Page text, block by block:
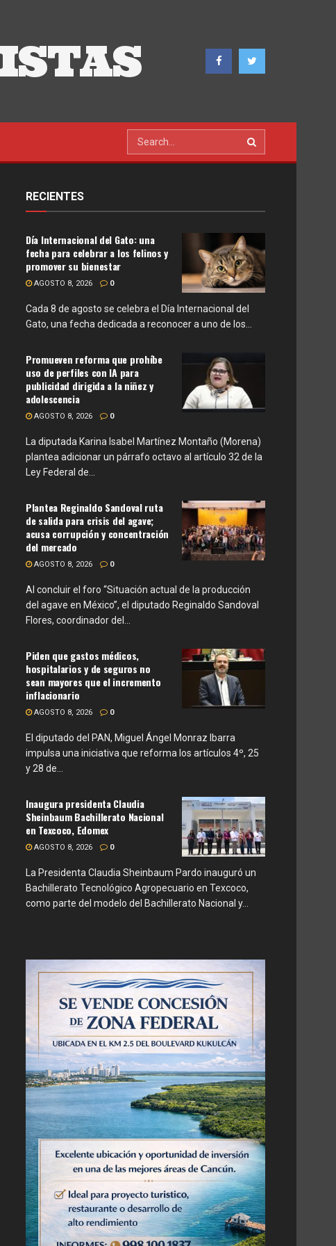
RECIENTES
Día Internacional del Gato: una
fecha para celebrar a los felinos y
promover su bienestar
AGOSTO 8, 2026 0
Cada 8 de agosto se celebra el Día Internacional del
Gato, una fecha dedicada a reconocer a uno de los...
Promueven reforma que prohíbe
uso de perfiles con IA para
publicidad dirigida a la niñez y
adolescencia
AGOSTO 8, 2026 0
La diputada Karina Isabel Martínez Montaño (Morena)
plantea adicionar un párrafo octavo al artículo 32 de la
Ley Federal de...
Plantea Reginaldo Sandoval ruta
de salida para crisis del agave;
acusa corrupción y concentración
del mercado
AGOSTO 8, 2026 0
Al concluir el foro “Situación actual de la producción
del agave en México”, el diputado Reginaldo Sandoval
Flores, coordinador del...
Piden que gastos médicos,
hospitalarios y de seguros no
sean mayores que el incremento
inflacionario
AGOSTO 8, 2026 0
El diputado del PAN, Miguel Ángel Monraz Ibarra
impulsa una iniciativa que reforma los artículos 4º, 25
y 28 de...
Inaugura presidenta Claudia
Sheinbaum Bachillerato Nacional
en Texcoco, Edomex
AGOSTO 8, 2026 0
La Presidenta Claudia Sheinbaum Pardo inauguró un
Bachillerato Tecnológico Agropecuario en Texcoco,
como parte del modelo del Bachillerato Nacional y...